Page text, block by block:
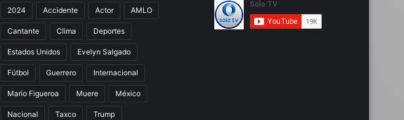
2024 Accidente Actor AMLO
Cantante Clima Deportes
Estados Unidos Evelyn Salgado
Fútbol Guerrero Internacional
Mario Figueroa Muere México
Nacional Taxco Trump